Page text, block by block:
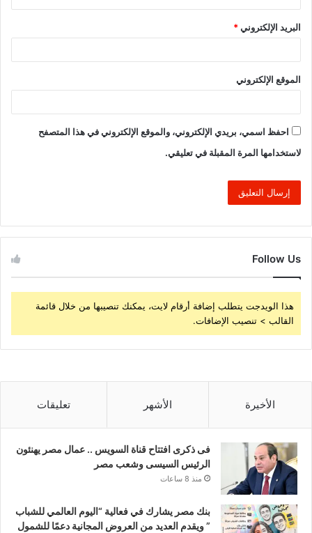
البريد الإلكتروني*
الموقع الإلكتروني
احفظ اسمي، بريدي الإلكتروني، والموقع الإلكتروني في هذا المتصفح
لاستخدامها المرة المقبلة في تعليقي.
Follow Us
هذا الويدجت يتطلب إضافة أرقام لايت، يمكنك تنصيبها من خلال قائمة
القالب > تنصيب الإضافات.
الأخيرة الأشهر تعليقات
فى ذكرى افتتاح قناة السويس .. عمال مصر يهنئون
الرئيس السيسى وشعب مصر
منذ 8 ساعات
بنك مصر يشارك في فعالية “اليوم العالمي للشباب
” ويقدم العديد من العروض المجانية دعمًا للشمول